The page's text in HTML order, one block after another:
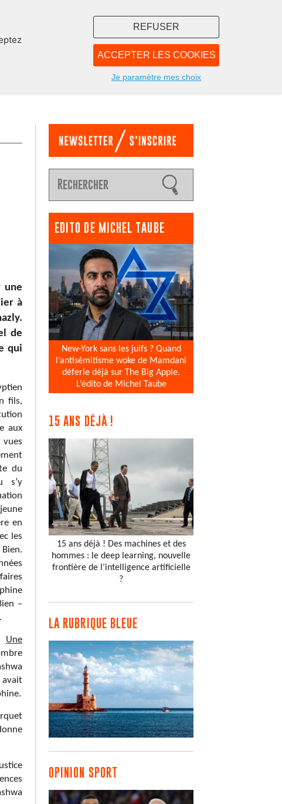
ACCEPTER LES COOKIES
REFUSER
Je paramètre mes choix
NOUS
une
à
de
qui
fils,
aux
du
s’y
en
les
–
Une
avait
EDITO DE MICHEL TAUBE
New-York sans les juifs ? Quand
l’antisémitisme woke de Mamdani
déferle déjà sur The Big Apple.
L’édito de Michel Taube
15 ANS DÉJÀ !
15 ans déjà ! Des machines et des
hommes : le deep learning, nouvelle
frontière de l’intelligence artificielle
?
LA RUBRIQUE BLEUE
OPINION SPORT